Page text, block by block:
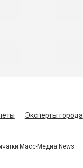
Эксперты города
Масс-Медиа News